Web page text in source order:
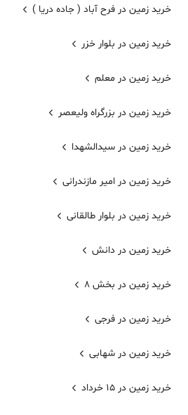
خرید زمین در فرح آباد ( جاده دریا )
خرید زمین در بلوار خزر
خرید زمین در معلم
خرید زمین در بزرگراه ولیعصر
خرید زمین در سیدالشهدا
خرید زمین در امیر مازندرانی
خرید زمین در بلوار طالقانی
خرید زمین در دانش
خرید زمین در بخش 8
خرید زمین در فرجی
خرید زمین در شهابی
خرید زمین در 15 خرداد